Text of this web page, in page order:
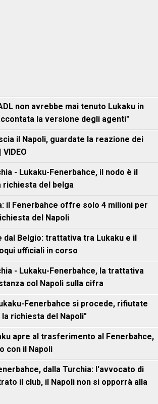
non avrebbe mai tenuto Lukaku in
la versione degli agenti"
il Napoli, guardate la reazione dei
- Lukaku-Fenerbahce, il nodo è il
richiesta del belga
il Fenerbahce offre solo 4 milioni per
del Napoli
dal Belgio: trattativa tra Lukaku e il
ufficiali in corso
- Lukaku-Fenerbahce, la trattativa
col Napoli sulla cifra
Fenerbahce si procede, rifiutate
richiesta del Napoli"
apre al trasferimento al Fenerbahce,
con il Napoli
dalla Turchia: l'avvocato di
il club, il Napoli non si opporrà alla